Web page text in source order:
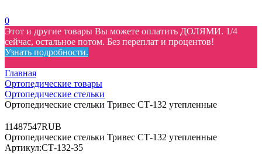
0
Этот и другие товары Вы можете оплатить ДОЛЯМИ. 1/4
сейчас, остальное потом. Без переплат и процентов!
Узнать подробности.
Главная
Ортопедические товары
Ортопедические стельки
Ортопедические стельки Тривес СТ-132 утепленные
11487547RUB
Ортопедические стельки Тривес СТ-132 утепленные
Артикул:СТ-132-35